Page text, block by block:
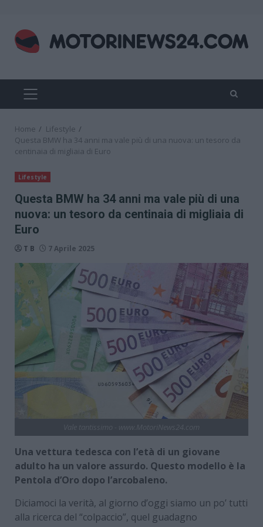
content
PRIMARY
MENU
Home
Lifestyle
Questa BMW ha 34 anni ma vale più di una nuova: un tesoro da
centinaia di migliaia di Euro
Lifestyle
Questa BMW ha 34 anni ma vale più di una
nuova: un tesoro da centinaia di migliaia di
Euro
T B 7 Aprile 2025
Una vettura tedesca con l’età di un giovane
adulto ha un valore assurdo. Questo modello è la
Pentola d’Oro dopo l’arcobaleno.
Diciamoci la verità, al giorno d’oggi siamo un po’ tutti
alla ricerca del “colpaccio”, quel guadagno